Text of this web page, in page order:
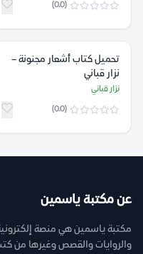
(0.0)
تحميل كتاب أشعار مجنونة –
نزار قباني
نزار قباني
(0.0)
عن مكتبة ياسمين
مكتبة ياسمين هي منصة إلكترونية